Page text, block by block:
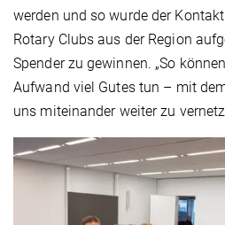
werden und so wurde der
Rotary Clubs aus der Region
Spender zu gewinnen. „So
Aufwand viel Gutes tun – mit
uns miteinander weiter zu